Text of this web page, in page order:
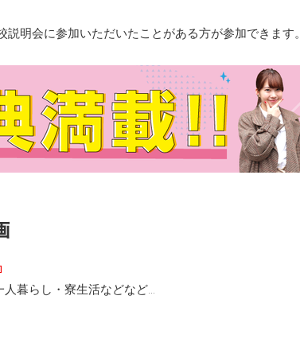
明会に参加いただいたことがある方が参加できます。
暮らし・寮生活などなど…